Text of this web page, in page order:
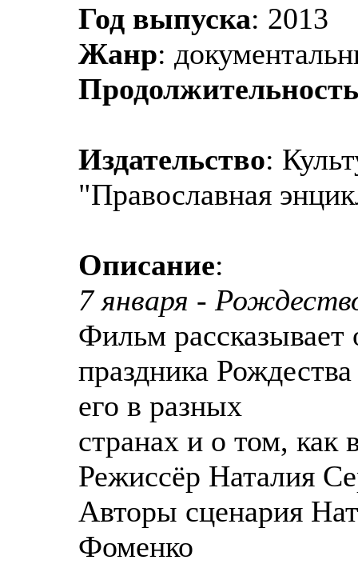
Год выпуска: 2013
Жанр:
Продолжительность
Издательство:
"Православная
Описание:
7 января -
Фильм рассказывает
праздника
его в разных
странах и о том, как
Режиссёр Наталия
Авторы сценария
Фоменко